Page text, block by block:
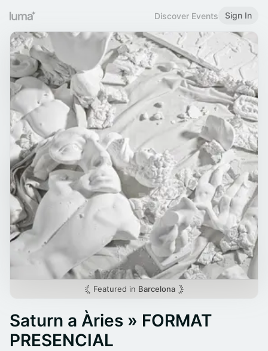
Discover Events Sign In
Featured in Barcelona
Saturn a Àries » FORMAT
PRESENCIAL